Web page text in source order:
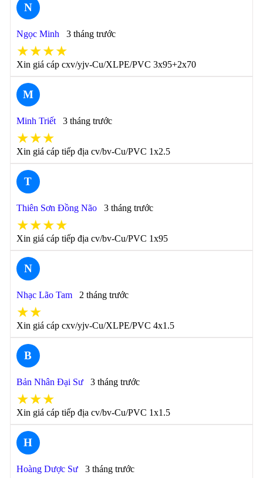
N
Ngọc Minh 3 tháng trước
★★★★
Xin giá cáp cxv/yjv-Cu/XLPE/PVC 3x95+2x70
M
Minh Triết 3 tháng trước
★★★
Xin giá cáp tiếp địa cv/bv-Cu/PVC 1x2.5
T
Thiên Sơn Đồng Não 3 tháng trước
★★★★
Xin giá cáp tiếp địa cv/bv-Cu/PVC 1x95
N
Nhạc Lão Tam 2 tháng trước
★★
Xin giá cáp cxv/yjv-Cu/XLPE/PVC 4x1.5
B
Bản Nhân Đại Sư 3 tháng trước
★★★
Xin giá cáp tiếp địa cv/bv-Cu/PVC 1x1.5
H
Hoàng Dược Sư 3 tháng trước